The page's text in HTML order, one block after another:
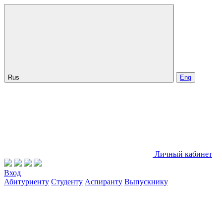
Rus Eng
Личный кабинет
Вход
Абитуриенту Студенту Аспиранту Выпускнику